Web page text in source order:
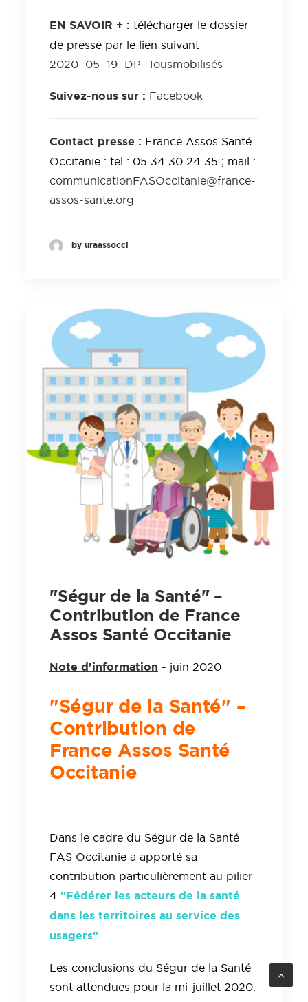
EN SAVOIR + : télécharger le dossier
de presse par le lien suivant
2020_05_19_DP_Tousmobilisés
Suivez-nous sur : Facebook
Contact presse : France Assos Santé
Occitanie : tel : 05 34 30 24 35 ; mail :
communicationFASOccitanie@france-
assos-sante.org
by uraassocci
"Ségur de la Santé" –
Contribution de France
Assos Santé Occitanie
Note d'information - juin 2020
"Ségur de la Santé" –
Contribution de
France Assos Santé
Occitanie
Dans le cadre du Ségur de la Santé
FAS Occitanie a apporté sa
contribution particulièrement au pilier
4 "Fédérer les acteurs de la santé
dans les territoires au service des
usagers"
Les conclusions du Ségur de la Santé
sont attendues pour la mi-juillet 2020.